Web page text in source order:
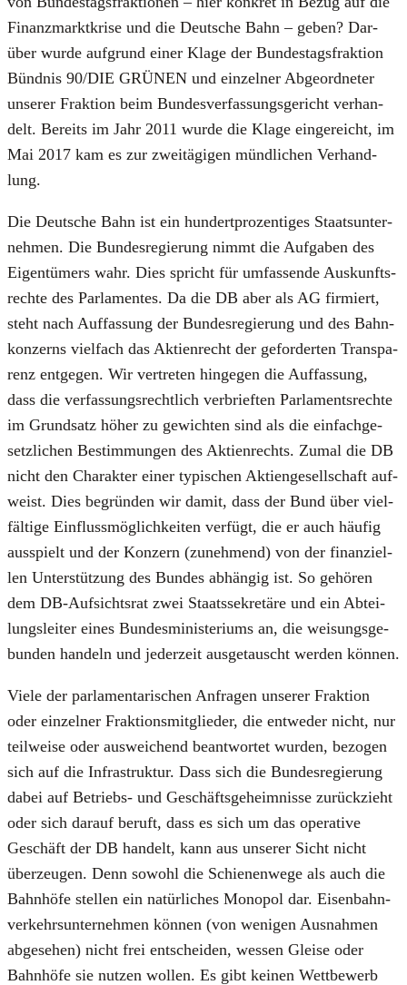
Finanz­markt­kri­se und die Deut­sche Bahn – geben? Dar­
über wur­de auf­grund einer Kla­ge der Bun­des­tags­frak­ti­on
Bünd­nis 90/DIE GRÜNEN und ein­zel­ner Abge­ord­ne­ter
unse­rer Frak­ti­on beim Bun­des­ver­fas­sungs­ge­richt ver­han­
delt. Bereits im Jahr 2011 wur­de die Kla­ge ein­ge­reicht, im
Mai 2017 kam es zur zwei­tä­gi­gen münd­li­chen Ver­hand­
lung.
Die Deut­sche Bahn ist ein hun­dert­pro­zen­ti­ges Staats­un­ter­
neh­men. Die Bun­des­re­gie­rung nimmt die Auf­ga­ben des
Eigen­tü­mers wahr. Dies spricht für umfas­sen­de Aus­kunfts­
rech­te des Par­la­men­tes. Da die DB aber als AG fir­miert,
steht nach Auf­fas­sung der Bun­des­re­gie­rung und des Bahn­
kon­zerns viel­fach das Akti­en­recht der gefor­der­ten Trans­pa­
renz ent­ge­gen. Wir ver­tre­ten hin­ge­gen die Auf­fas­sung,
dass die ver­fas­sungs­recht­lich ver­brief­ten Par­la­ments­rech­te
im Grund­satz höher zu gewich­ten sind als die ein­fach­ge­
setz­li­chen Bestim­mun­gen des Akti­en­rechts. Zumal die DB
nicht den Cha­rak­ter einer typi­schen Akti­en­ge­sell­schaft auf­
weist. Dies begrün­den wir damit, dass der Bund über viel­
fäl­ti­ge Ein­fluss­mög­lich­kei­ten ver­fügt, die er auch häu­fig
aus­spielt und der Kon­zern (zuneh­mend) von der finan­zi­el­
len Unter­stüt­zung des Bun­des abhän­gig ist. So gehö­ren
dem DB-Auf­sichts­rat zwei Staats­se­kre­tä­re und ein Abtei­
lungs­lei­ter eines Bun­des­mi­nis­te­ri­ums an, die wei­sungs­ge­
bun­den han­deln und jeder­zeit aus­ge­tauscht wer­den kön­nen.
Vie­le der par­la­men­ta­ri­schen Anfra­gen unse­rer Frak­ti­on
oder ein­zel­ner Frak­ti­ons­mit­glie­der, die ent­we­der nicht, nur
teil­wei­se oder aus­wei­chend beant­wor­tet wur­den, bezo­gen
sich auf die Infra­struk­tur. Dass sich die Bun­des­re­gie­rung
dabei auf Betriebs- und Geschäfts­ge­heim­nis­se zurück­zieht
oder sich dar­auf beruft, dass es sich um das ope­ra­ti­ve
Geschäft der DB han­delt, kann aus unse­rer Sicht nicht
über­zeu­gen. Denn sowohl die Schie­nen­we­ge als auch die
Bahn­hö­fe stel­len ein natür­li­ches Mono­pol dar. Eisen­bahn­
ver­kehrs­un­ter­neh­men kön­nen (von weni­gen Aus­nah­men
abge­se­hen) nicht frei ent­schei­den, wes­sen Glei­se oder
Bahn­hö­fe sie nut­zen wol­len. Es gibt kei­nen Wett­be­werb